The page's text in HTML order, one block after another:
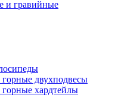
и гравийные
горные двухподвесы
горные хардтейлы